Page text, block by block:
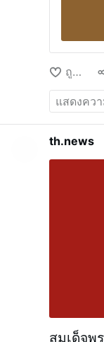
ถูกใจ
th.news
สมเด็จพ